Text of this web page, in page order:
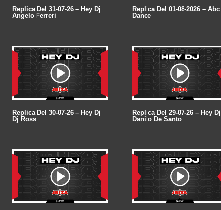
Replica Del 31-07-26 – Hey Dj
Angelo Ferreri
Replica Del 01-08-2026 – Abc
Dance
Replica Del 30-07-26 – Hey Dj
Dj Ross
Replica Del 29-07-26 – Hey Dj
Danilo De Santo